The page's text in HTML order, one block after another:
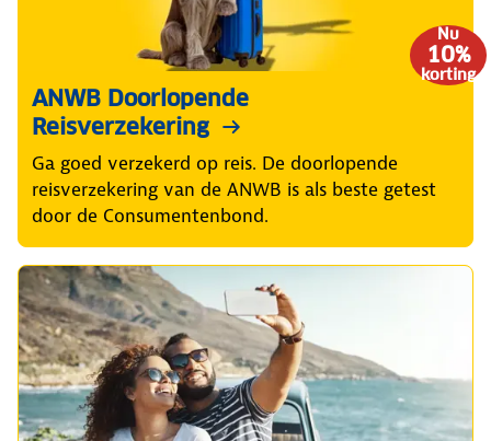
Nu
10%
korting
ANWB Doorlopende
Reisverzekering
Ga goed verzekerd op reis. De doorlopende
reisverzekering van de ANWB is als beste getest
door de Consumentenbond.